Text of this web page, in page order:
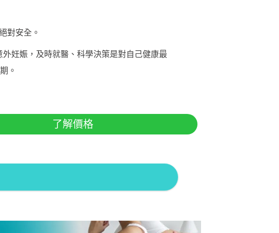
對安全。
妊娠，及時就醫、科學決策是對自己健康最
。
了解價格